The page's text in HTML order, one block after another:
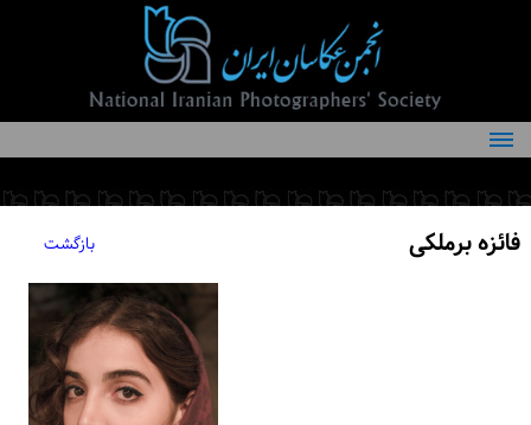
درباره انجمن
کمیته‌های انجمن
فائزه برملکی بازگشت